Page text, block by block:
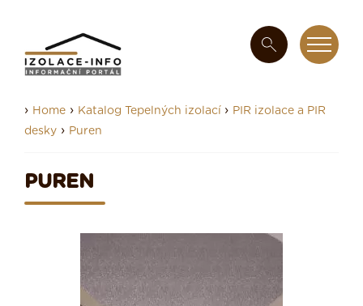
› Home › Katalog Tepelných izolací › PIR izolace a PIR
desky › Puren
PUREN